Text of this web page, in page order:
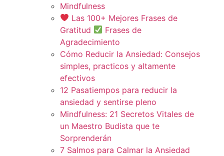
Mindfulness
Las 100+ Mejores Frases de
Gratitud
Frases de
Agradecimiento
Cómo Reducir la Ansiedad: Consejos
simples, practicos y altamente
efectivos
12 Pasatiempos para reducir la
ansiedad y sentirse pleno
Mindfulness: 21 Secretos Vitales de
un Maestro Budista que te
Sorprenderán
7 Salmos para Calmar la Ansiedad